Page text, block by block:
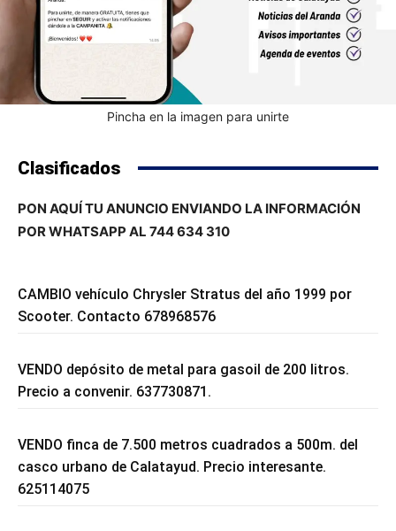
Pincha en la imagen para unirte
Clasificados
PON AQUÍ TU ANUNCIO ENVIANDO LA INFORMACIÓN
POR WHATSAPP AL 744 634 310
CAMBIO vehículo Chrysler Stratus del año 1999 por
Scooter. Contacto 678968576
VENDO depósito de metal para gasoil de 200 litros.
Precio a convenir. 637730871.
VENDO finca de 7.500 metros cuadrados a 500m. del
casco urbano de Calatayud. Precio interesante.
625114075